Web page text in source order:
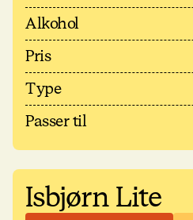
Alkohol
Pris
Type
Passer til
Isbjørn Lite